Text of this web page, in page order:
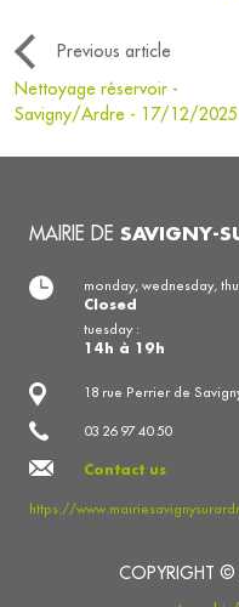
Previous article
Nettoyage réservoir -
Savigny/Ardre - 17/12/2025
MAIRIE DE SAVIGNY-
18 rue Perrier de
03 26 97 40 50
Contact us
https://
monday, wednesday,
Closed
tuesday :
14h à 19h
COPYRIGHT